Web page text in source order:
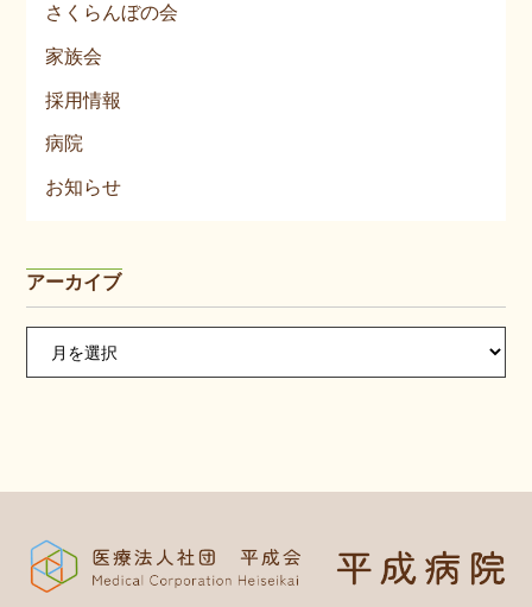
さくらんぼの会
家族会
採用情報
病院
お知らせ
アーカイブ